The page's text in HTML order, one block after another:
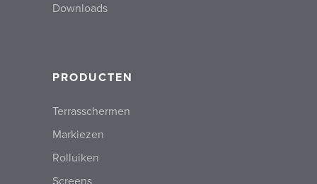
Downloads
PRODUCTEN
Terrasschermen
Markiezen
Rolluiken
Screens